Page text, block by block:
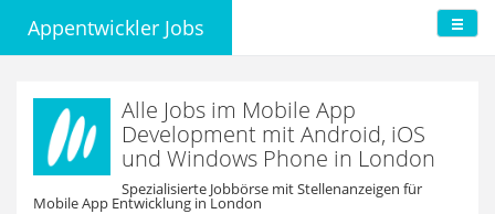
Appentwickler Jobs
Alle Jobs im Mobile App
Development mit Android, iOS
und Windows Phone in London
Spezialisierte Jobbörse mit Stellenanzeigen für
Mobile App Entwicklung in London